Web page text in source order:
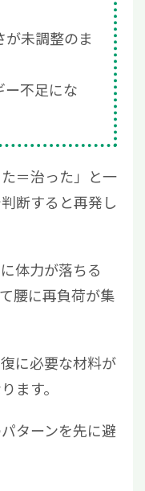
未調整のま
ー不足にな
＝治った」と一
断すると再発し
体力が落ちる
腰に再負荷が集
に必要な材料が
ます。
ターンを先に避